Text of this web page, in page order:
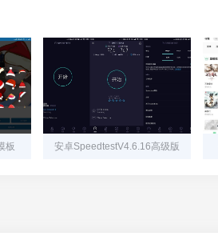
板 安卓SpeedtestV4.6.16高级版